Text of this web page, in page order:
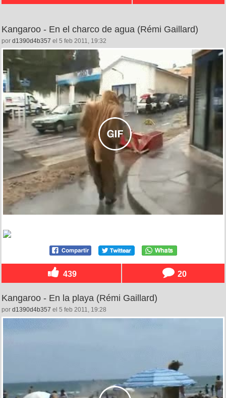
Kangaroo - En el charco de agua (Rémi Gaillard)
por d1390d4b357 el 5 feb 2011, 19:32
439 20
Kangaroo - En la playa (Rémi Gaillard)
por d1390d4b357 el 5 feb 2011, 19:28